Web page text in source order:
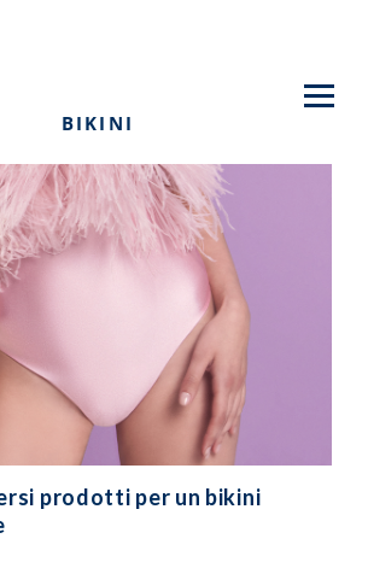
BIKINI
prodotti per un bikini